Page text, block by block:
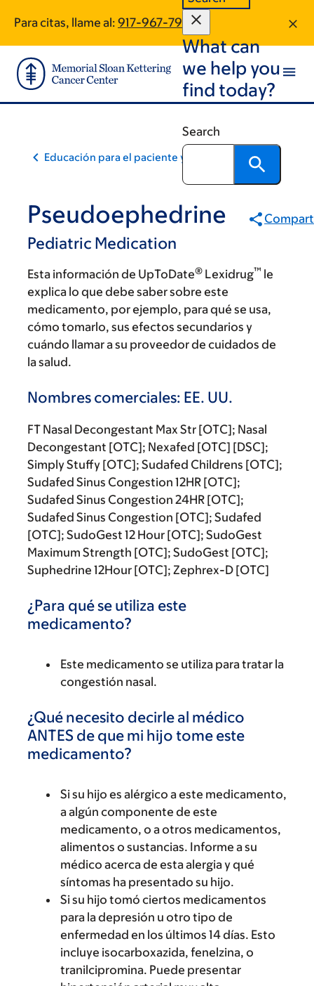
main
content
footer
Para citas, llame al: 917-967-7964
What can
we help you
find today?
Search
Educación para el paciente y la comunidad
Pseudoephedrine
Pediatric Medication
Esta información de UpToDate® Lexidrug™ le
explica lo que debe saber sobre este
medicamento, por ejemplo, para qué se usa,
cómo tomarlo, sus efectos secundarios y
cuándo llamar a su proveedor de cuidados de
la salud.
Nombres comerciales: EE. UU.
FT Nasal Decongestant Max Str [OTC]; Nasal
Decongestant [OTC]; Nexafed [OTC] [DSC];
Simply Stuffy [OTC]; Sudafed Childrens [OTC];
Sudafed Sinus Congestion 12HR [OTC];
Sudafed Sinus Congestion 24HR [OTC];
Sudafed Sinus Congestion [OTC]; Sudafed
[OTC]; SudoGest 12 Hour [OTC]; SudoGest
Maximum Strength [OTC]; SudoGest [OTC];
Suphedrine 12Hour [OTC]; Zephrex-D [OTC]
¿Para qué se utiliza este
medicamento?
Este medicamento se utiliza para tratar la
congestión nasal.
¿Qué necesito decirle al médico
ANTES de que mi hijo tome este
medicamento?
Si su hijo es alérgico a este medicamento,
a algún componente de este
medicamento, o a otros medicamentos,
alimentos o sustancias. Informe a su
médico acerca de esta alergia y qué
síntomas ha presentado su hijo.
Si su hijo tomó ciertos medicamentos
para la depresión u otro tipo de
enfermedad en los últimos 14 días. Esto
incluye isocarboxazida, fenelzina, o
tranilcipromina. Puede presentar